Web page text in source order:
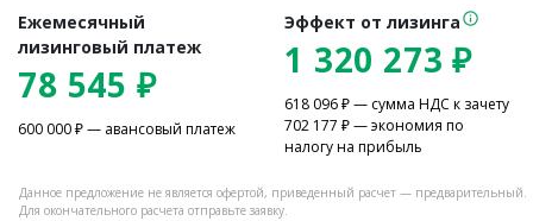
Ежемесячный
лизинговый платеж
78 545 ₽
600 000₽ — авансовый платеж
Эффект от лизинга
1 320 273 ₽
618 096₽ — сумма НДС к зачету
702 177 ₽ — экономия по
налогу на прибыль
Данное предложение не является офертой, приведенный расчет — предварительный.
Для окончательного расчета отправьте заявку.